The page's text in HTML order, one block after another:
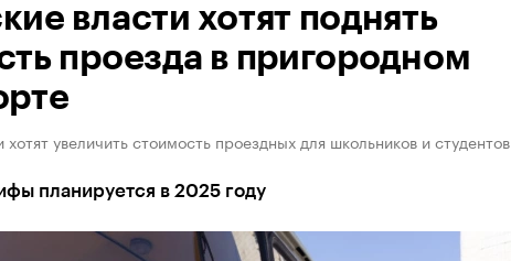
власти хотят поднять
проезда в пригородном
увеличить стоимость проездных для школьников и студентов
планируется в 2025 году